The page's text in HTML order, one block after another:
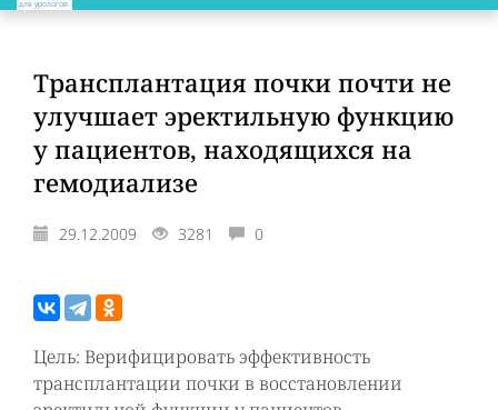
для урологов
Трансплантация почки почти не
улучшает эректильную функцию
у пациентов, находящихся на
гемодиализе
29.12.2009 3281 0
Цель: Верифицировать эффективность
трансплантации почки в восстановлении